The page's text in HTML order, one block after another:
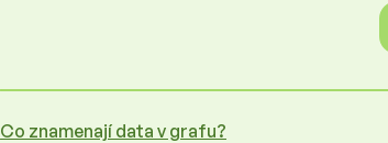
Co znamenají data v grafu?